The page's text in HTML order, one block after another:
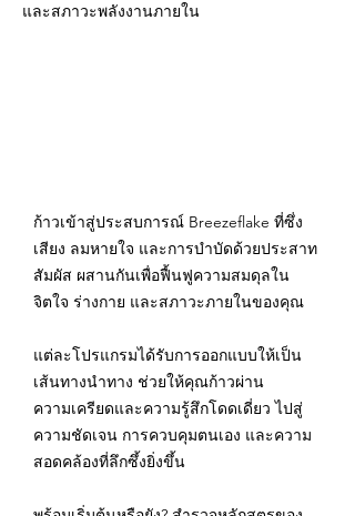
และสภาวะพลังงานภายใน
ก้าวเข้าสู่ประสบการณ์ Breezeflake ที่ซึ่ง
เสียง ลมหายใจ และการบำบัดด้วยประสาท
สัมผัส ผสานกันเพื่อฟื้นฟูความสมดุลใน
จิตใจ ร่างกาย และสภาวะภายในของคุณ
แต่ละโปรแกรมได้รับการออกแบบให้เป็น
เส้นทางนำทาง ช่วยให้คุณก้าวผ่าน
ความเครียดและความรู้สึกโดดเดี่ยว ไปสู่
ความชัดเจน การควบคุมตนเอง และความ
สอดคล้องที่ลึกซึ้งยิ่งขึ้น